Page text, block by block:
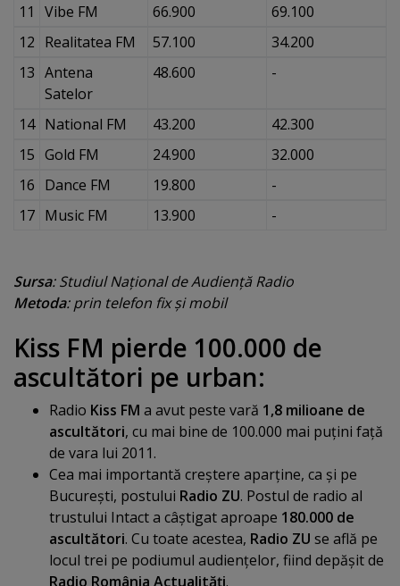
11 Vibe FM 66.900
69.100
12 Realitatea FM 57.100
34.200
13 Antena
Satelor
48.600 -
14 National FM 43.200
42.300
15 Gold FM 24.900
32.000
16 Dance FM 19.800
-
17 Music FM 13.900 -
Sursa: Studiul Naţional de Audienţă Radio
Metoda: prin telefon fix şi mobil
Kiss FM pierde 100.000 de
ascultători pe urban:
Radio Kiss FM a avut peste vară 1,8 milioane de
ascultători, cu mai bine de 100.000 mai puţini faţă
de vara lui 2011.
Cea mai importantă creştere aparţine, ca şi pe
Bucureşti, postului Radio ZU. Postul de radio al
trustului Intact a câştigat aproape 180.000 de
ascultători. Cu toate acestea, Radio ZU se află pe
locul trei pe podiumul audienţelor, fiind depăşit de
Radio România Actualităţi.